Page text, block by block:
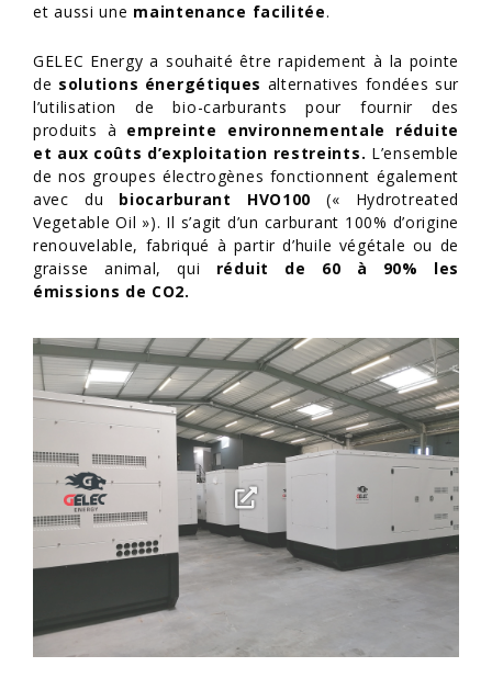
et aussi une maintenance facilitée.
GELEC Energy a souhaité être rapidement à la pointe
de solutions énergétiques alternatives fondées sur
l’utilisation de bio-carburants pour fournir des
produits à empreinte environnementale réduite
et aux coûts d’exploitation restreints. L’ensemble
de nos groupes électrogènes fonctionnent également
avec du biocarburant HVO100(« Hydrotreated
Vegetable Oil »). Il s’agit d’un carburant 100% d’origine
renouvelable, fabriqué à partir d’huile végétale ou de
graisse animal, qui réduit de 60 à 90% les
émissions de CO2.